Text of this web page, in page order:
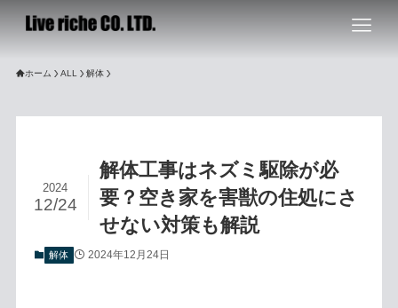
ホーム ALL 解体
解体工事はネズミ駆除が必
要？空き家を害獣の住処にさ
せない対策も解説
2024
12/24
解体 2024年12月24日